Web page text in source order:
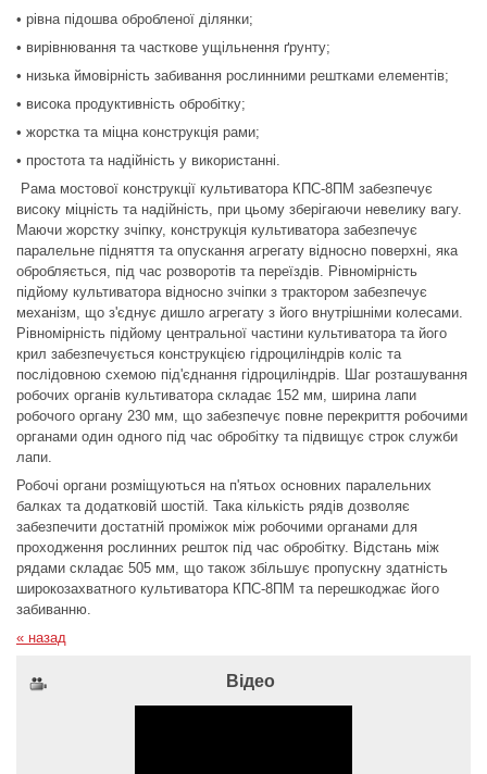
• рівна підошва обробленої ділянки;
• вирівнювання та часткове ущільнення ґрунту;
• низька ймовірність забивання рослинними рештками елементів;
• висока продуктивність обробітку;
• жорстка та міцна конструкція рами;
• простота та надійність у використанні.
Рама мостової конструкції культиватора КПС-8ПМ забезпечує
високу міцність та надійність, при цьому зберігаючи невелику вагу.
Маючи жорстку зчіпку, конструкція культиватора забезпечує
паралельне підняття та опускання агрегату відносно поверхні, яка
обробляється, під час розворотів та переїздів. Рівномірність
підйому культиватора відносно зчіпки з трактором забезпечує
механізм, що з'єднує дишло агрегату з його внутрішніми колесами.
Рівномірність підйому центральної частини культиватора та його
крил забезпечується конструкцією гідроциліндрів коліс та
послідовною схемою під'єднання гідроциліндрів. Шаг розташування
робочих органів культиватора складає 152 мм, ширина лапи
робочого органу 230 мм, що забезпечує повне перекриття робочими
органами один одного під час обробітку та підвищує строк служби
лапи.
Робочі органи розміщуються на п'ятьох основних паралельних
балках та додатковій шостій. Така кількість рядів дозволяє
забезпечити достатній проміжок між робочими органами для
проходження рослинних решток під час обробітку. Відстань між
рядами складає 505 мм, що також збільшує пропускну здатність
широкозахватного культиватора КПС-8ПМ та перешкоджає його
забиванню.
« назад
Відео